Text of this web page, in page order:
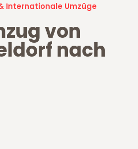
Internationale Umzüge
von
nach